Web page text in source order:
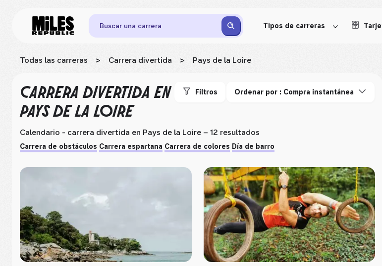
Buscar una carrera Tipos de carreras
Todas las carreras > Carrera divertida > Pays de la Loire
CARRERA DIVERTIDA EN
PAYS DE LA LOIRE
Filtros Ordenar por : Compra instantánea
Calendario - carrera divertida en Pays de la Loire – 12 resultados
Carrera de obstáculos Carrera espartana Carrera de colores Día de barro